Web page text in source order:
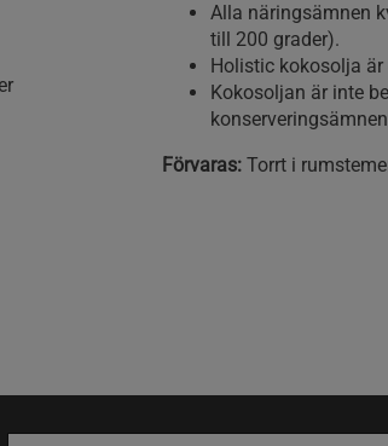
Alla näringsämnen
till 200 grader).
Holistic kokosolja
Kokosoljan är inte
Förvaras: Torrt i